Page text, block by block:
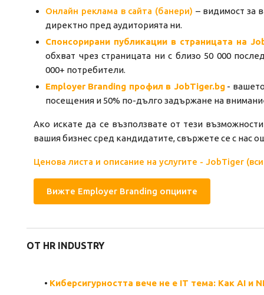
Онлайн реклама в сайта (банери)– видимост за
директно пред аудиторията ни.
Спонсорирани публикации в страницата на
обхват чрез страницата ни с близо 50 000
000+ потребители.
Employer Branding профил в JobTiger.bg- вашето
посещения и 50% по-дълго задържане на
Ако искате да се възползвате от тези
вашия бизнес сред кандидатите, свържете се с нас
Ценова листа и описание на услугите - JobTiger
Вижте Employer Branding опциите
ОТ HR INDUSTRY
• Киберсигурността вече не е IT тема: Как AI и